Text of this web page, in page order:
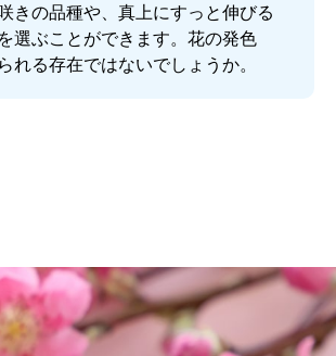
きの品種や、真上にすっと伸びる
選ぶことができます。花の発色
る存在ではないでしょうか。